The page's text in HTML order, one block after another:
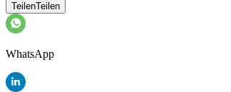
TeilenTeilen
WhatsApp